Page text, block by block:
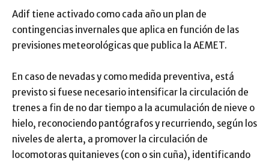
Adif tiene activado como cada año un plan de
contingencias invernales que aplica en función de las
previsiones meteorológicas que publica la AEMET.
En caso de nevadas y como medida preventiva, está
previsto si fuese necesario intensificar la circulación de
trenes a fin de no dar tiempo a la acumulación de nieve o
hielo, reconociendo pantógrafos y recurriendo, según los
niveles de alerta, a promover la circulación de
locomotoras quitanieves (con o sin cuña), identificando